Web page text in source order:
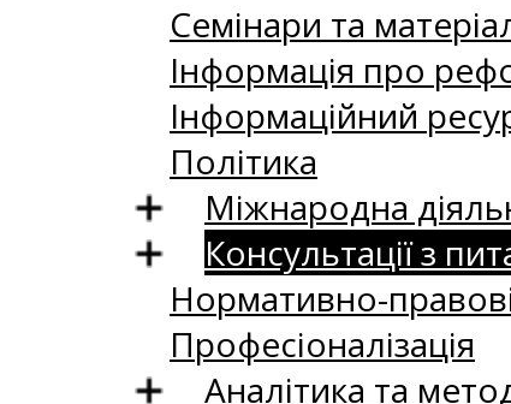
Семінари та
Інформація про
Інформаційний
Політика
Міжнародна
Консультації з
Нормативно-
Професіоналізація
Аналітика та